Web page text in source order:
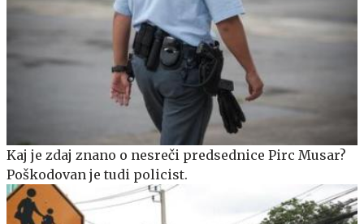
Kaj je zdaj znano o nesreči predsednice Pirc Musar?
Poškodovan je tudi policist.